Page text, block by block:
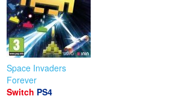
Space Invaders
Forever
Switch PS4